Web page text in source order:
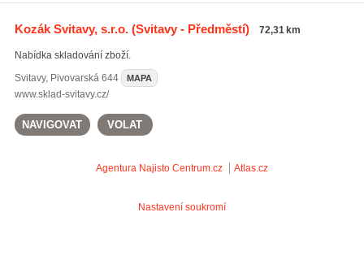
Kozák Svitavy, s.r.o.(Svitavy - Předměstí) 72,31 km
Nabídka skladování zboží.
Svitavy, Pivovarská 644 MAPA
www.sklad-svitavy.cz/
NAVIGOVAT VOLAT
Agentura Najisto Centrum.cz Atlas.cz
Nastavení soukromí